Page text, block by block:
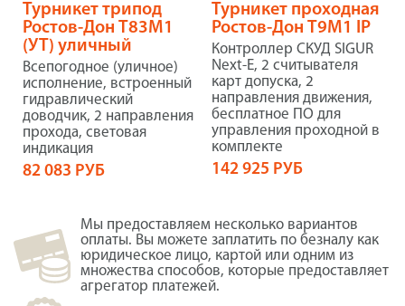
Турникет трипод
Ростов-Дон Т83М1
(УТ) уличный
Всепогодное (уличное)
исполнение, встроенный
гидравлический
доводчик, 2 направления
прохода, световая
индикация
82 083 РУБ
Турникет проходная
Ростов-Дон Т9М1 IP
Контроллер СКУД SIGUR
Next-E, 2 считывателя
карт допуска, 2
направления движения,
бесплатное ПО для
управления проходной в
комплекте
142 925 РУБ
Мы предоставляем несколько вариантов
оплаты. Вы можете заплатить по безналу как
юридическое лицо, картой или одним из
множества способов, которые предоставляет
агрегатор платежей.